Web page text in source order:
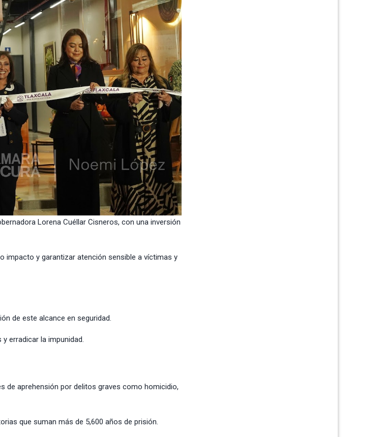
Lorena Cuéllar Cisneros, con una inversión
impacto y garantizar atención sensible a víctimas y
de este alcance en seguridad.
erradicar la impunidad.
de aprehensión por delitos graves como homicidio,
que suman más de 5,600 años de prisión.